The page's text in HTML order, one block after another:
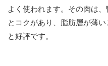
よく使われます。その肉は
とコクがあり、脂肪層が薄
と好評です。